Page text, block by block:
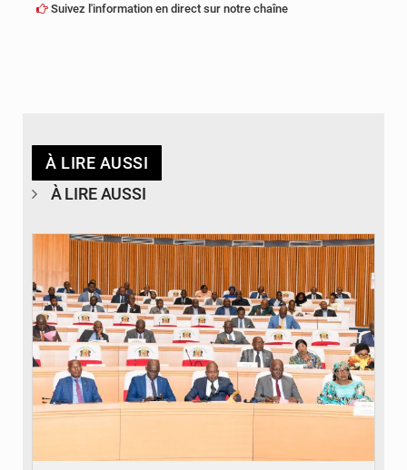
Suivez l'information en direct sur notre chaîne
À LIRE AUSSI
À LIRE AUSSI